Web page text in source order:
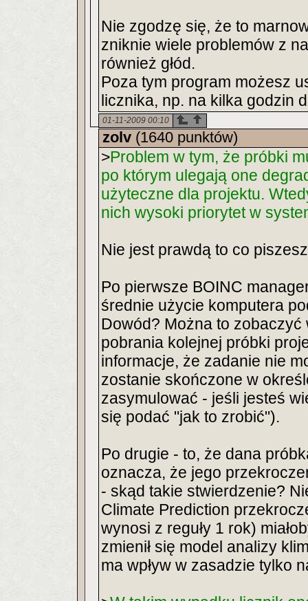
Nie zgodzę się, że to
zniknie wiele problemów z
również głód.
Poza tym program możesz
licznika, np. na kilka godzin
01-11-2009 00:10
zolv (1640 punktów)
>Problem w tym, że próbki
po którym ulegają one
użyteczne dla projektu.
nich wysoki priorytet w
Nie jest prawdą to co
Po pierwsze BOINC
średnie użycie komputera
Dowód? Można to
pobrania kolejnej próbki
informacje, że zadanie nie
zostanie skończone w
zasymulować - jeśli jesteś
się podać "jak to zrobić").
Po drugie - to, że dana
oznacza, że jego
- skąd takie stwierdzenie?
Climate Prediction
wynosi z reguły 1 rok)
zmienił się model analizy
ma wpływ w zasadzie tylko